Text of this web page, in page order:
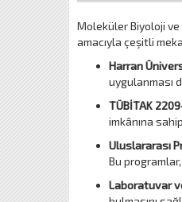
Moleküler Biyoloji
amacıyla çeşitli
Harran
uygulanması
TÜBİTAK
imkânına
Uluslararası
Bu
Laboratuvar